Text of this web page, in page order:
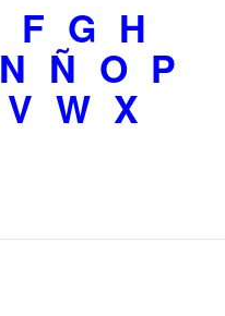
F G H
N Ñ O P
V W X